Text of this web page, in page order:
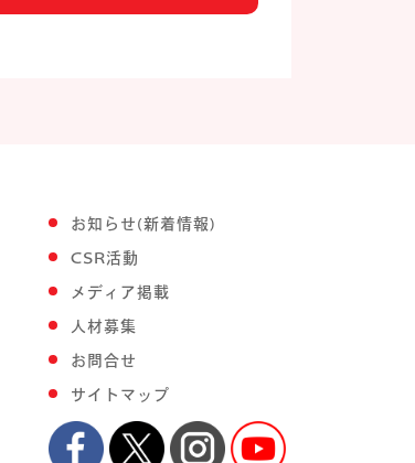
お知らせ(新着情報)
CSR活動
メディア掲載
人材募集
お問合せ
サイトマップ